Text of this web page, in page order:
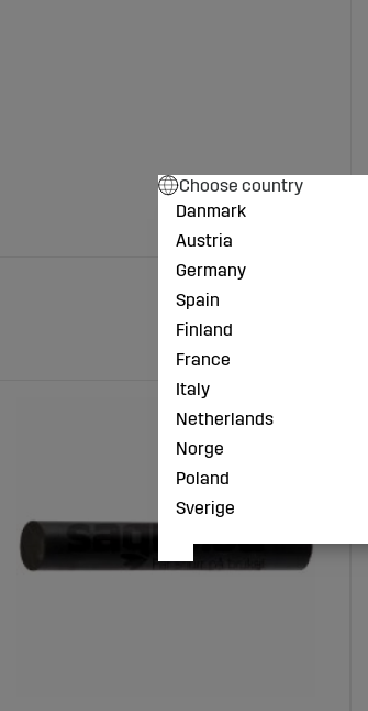
Choose country
Danmark
Austria
Germany
Spain
Finland
France
Italy
Netherlands
Norge
Poland
Sverige